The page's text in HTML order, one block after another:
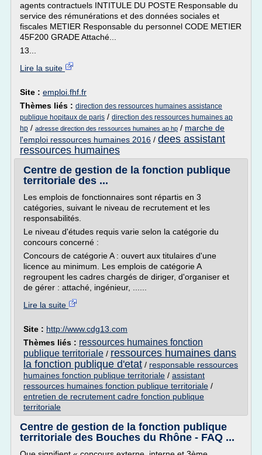
agents contractuels INTITULE DU POSTE Responsable du
service des rémunérations et des données sociales et
fiscales METIER Responsable du personnel CODE METIER
45F200 GRADE Attaché...
13...
Lire la suite
Site : emploi.fhf.fr
Thèmes liés : direction des ressources humaines assistance
publique hopitaux de paris / direction des ressources humaines ap
hp / adresse direction des ressources humaines ap hp / marche de
l'emploi ressources humaines 2016 / dees assistant
ressources humaines
Centre de gestion de la fonction publique
territoriale des ...
Les emplois de fonctionnaires sont répartis en 3
catégories, suivant le niveau de recrutement et les
responsabilités.
Le niveau d'études requis varie selon la catégorie du
concours concerné :
Concours de catégorie A : ouvert aux titulaires d'une
licence au minimum. Les emplois de catégorie A
regroupent les cadres chargés de diriger, d'organiser et
de gérer : attaché, ingénieur, ......
Lire la suite
Site : http://www.cdg13.com
Thèmes liés : ressources humaines fonction
publique territoriale / ressources humaines dans
la fonction publique d'etat / responsable ressources
humaines fonction publique territoriale / assistant
ressources humaines fonction publique territoriale /
entretien de recrutement cadre fonction publique
territoriale
Centre de gestion de la fonction publique
territoriale des Bouches du Rhône - FAQ ...